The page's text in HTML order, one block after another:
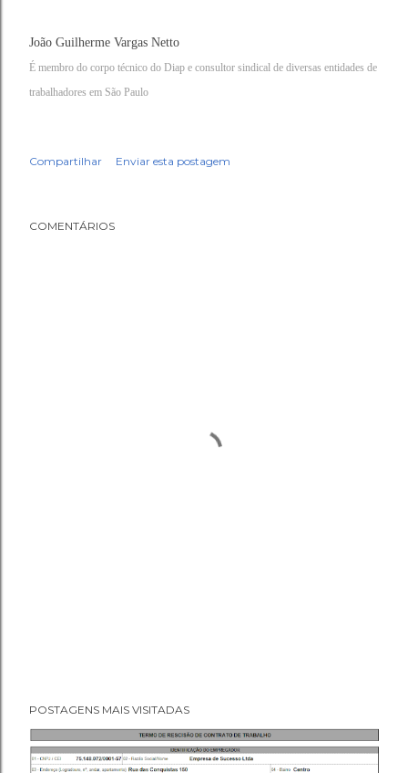
João Guilherme Vargas Netto
É membro do corpo técnico do Diap e consultor sindical de diversas entidades de
trabalhadores em São Paulo
Compartilhar Enviar esta postagem
COMENTÁRIOS
POSTAGENS MAIS VISITADAS